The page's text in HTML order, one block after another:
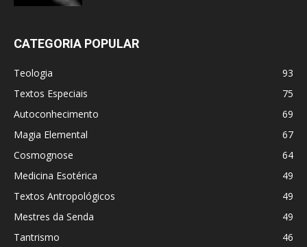
CATEGORIA POPULAR
Teologia
93
Textos Especiais
75
Autoconhecimento
69
Magia Elemental
67
Cosmognose
64
Medicina Esotérica
49
Textos Antropológicos
49
Mestres da Senda
49
Tantrismo
46